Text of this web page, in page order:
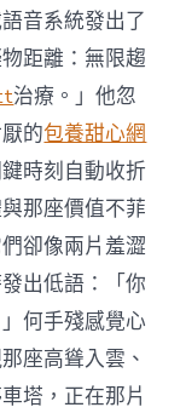
音系統發出了
距離：無限趨
治療。」他忽
的包養甜心網
時刻自動收折
那座價值不菲
卻像兩片羞澀
出低語：「你
何手殘感覺心
座高聳入雲、
塔，正在那片